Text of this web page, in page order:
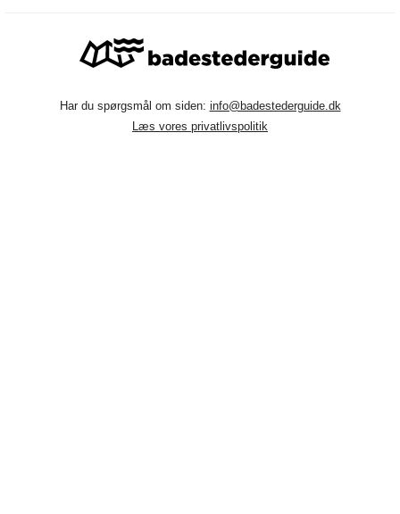
Har du spørgsmål om siden: info@badestederguide.dk
Læs vores privatlivspolitik